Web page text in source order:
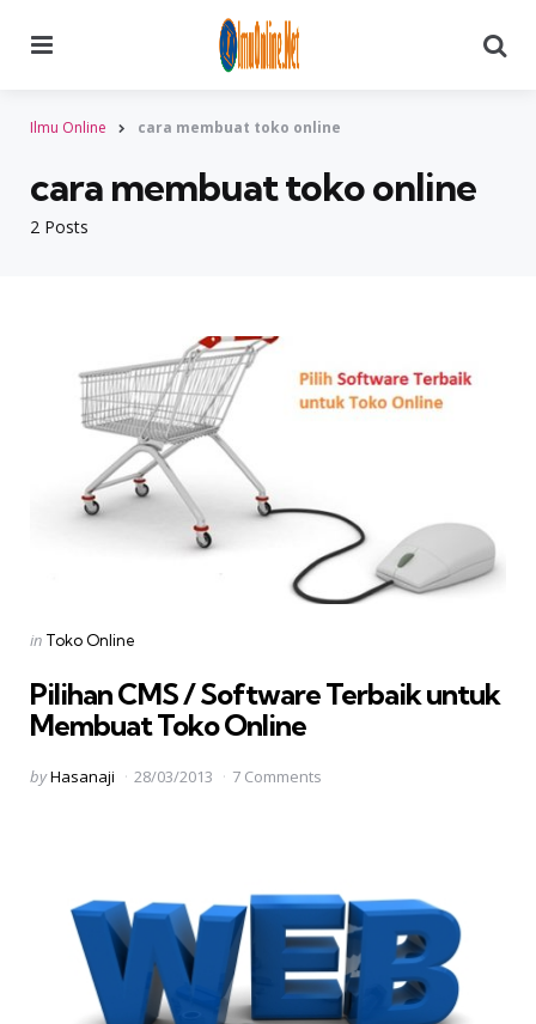
Ilmu Online cara membuat toko online
2 Posts
cara membuat toko online
Categories
Posted
in Toko Online
Pilihan CMS / Software Terbaik untuk
Membuat Toko Online
Posted
byHasanaji 28/03/2013 7 Comments